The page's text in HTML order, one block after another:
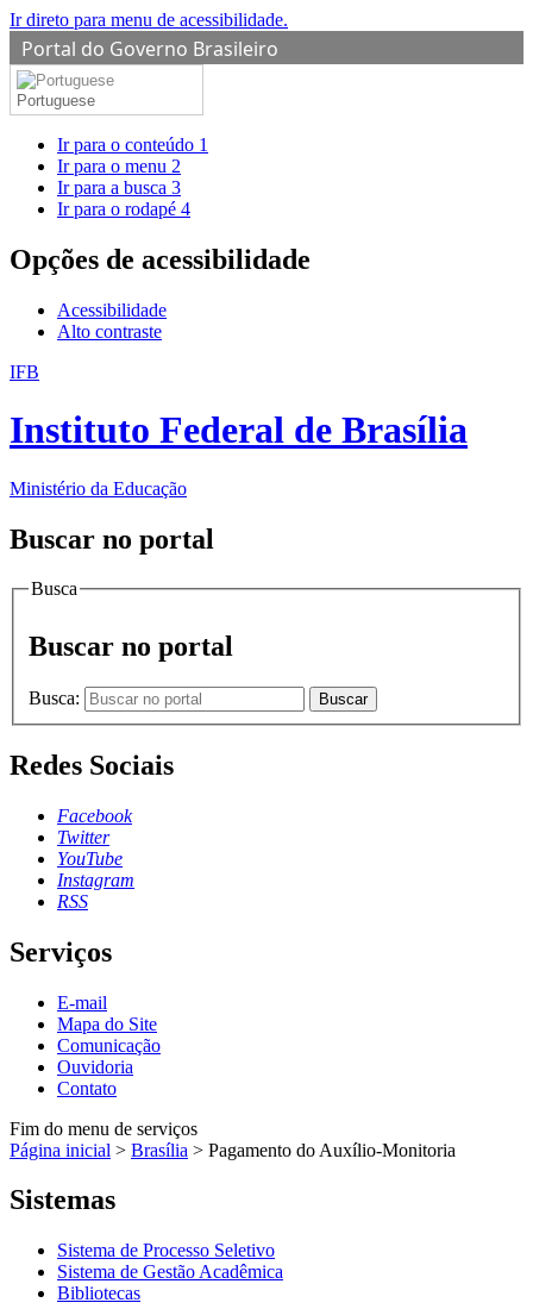
Ir direto para menu de acessibilidade.
Portal do Governo Brasileiro
Portuguese
Ir para o conteúdo 1
Ir para o menu 2
Ir para a busca 3
Ir para o rodapé 4
Opções de acessibilidade
Acessibilidade
Alto contraste
IFB
Instituto Federal de Brasília
Ministério da Educação
Buscar no portal
Busca
Buscar no portal
Busca: Buscar
Redes Sociais
Facebook
Twitter
YouTube
Instagram
RSS
Serviços
E-mail
Mapa do Site
Comunicação
Ouvidoria
Contato
Fim do menu de serviços
Página inicial > Brasília > Pagamento do Auxílio-Monitoria
Sistemas
Sistema de Processo Seletivo
Sistema de Gestão Acadêmica
Bibliotecas